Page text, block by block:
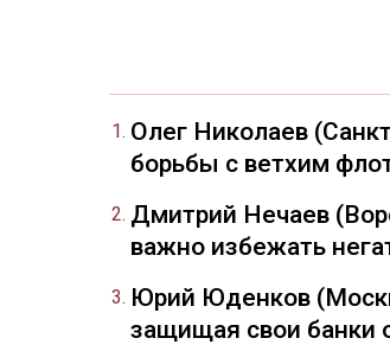
Олег Николаев
борьбы с ветхим
Дмитрий Нечаев
важно избежать
Юрий Юденков
защищая свои банки